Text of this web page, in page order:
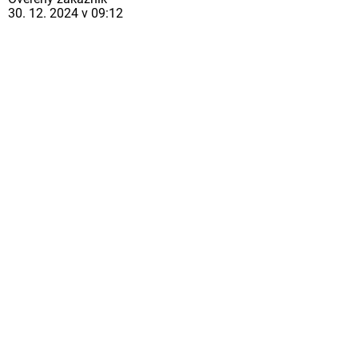
30. 12. 2024 v 09:12